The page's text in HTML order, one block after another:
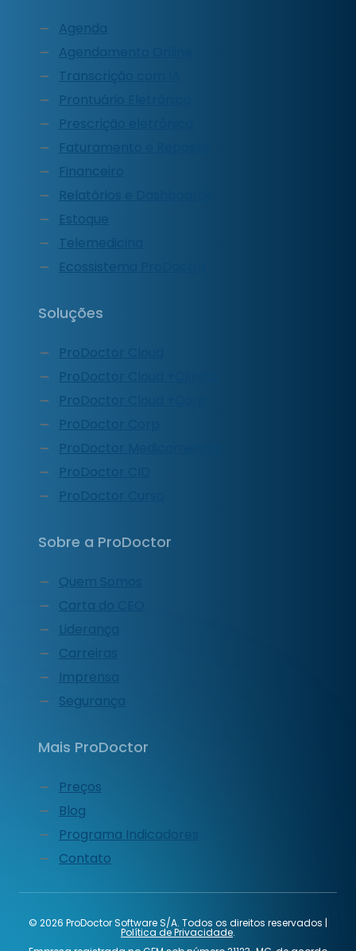
Agenda
Agendamento Online
Transcrição com IA
Prontuário Eletrônico
Prescrição eletrônica
Faturamento e Repasse
Financeiro
Relatórios e Dashboards
Estoque
Telemedicina
Ecossistema ProDoctor
Soluções
ProDoctor Cloud
ProDoctor Cloud +Clínica
ProDoctor Cloud +Corp
ProDoctor Corp
ProDoctor Medicamentos
ProDoctor CID
ProDoctor Curso
Sobre a ProDoctor
Quem Somos
Carta do CEO
Liderança
Carreiras
Imprensa
Segurança
Mais ProDoctor
Preços
Blog
Programa Indicadores
Contato
© 2026 ProDoctor Software S/A. Todos os direitos reservados |
Política de Privacidade.